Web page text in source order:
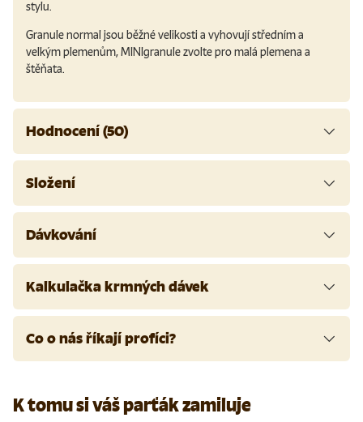
stylu.
Granule normal jsou běžné velikosti a vyhovují středním a
velkým plemenům, MINIgranule zvolte pro malá plemena a
štěňata.
Hodnocení (50)
Složení
Dávkování
Kalkulačka krmných dávek
Co o nás říkají profíci?
K tomu si váš parťák zamiluje